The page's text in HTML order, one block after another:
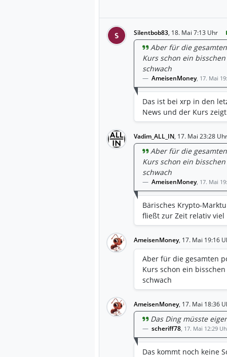
hohen Volatilität und
sollten Anleger die
Investment in
Möglichkeit, dass ein
Wert verliert, ist nach
S Silentbob83, 18. Mai 7:13 Uhr
Aber für die
Kurs schon ein
schwach
AmeisenMoney, 17. Mai
Das ist bei xrp in den
News und der Kurs
Vadim_ALL_IN, 17. Mai 23:28 Uhr
Aber für die
Kurs schon ein
schwach
AmeisenMoney, 17. Mai
Bärisches Krypto-
fließt zur Zeit relativ
AmeisenMoney, 17. Mai 19:16
Aber für die gesamten
Kurs schon ein
schwach
AmeisenMoney, 17. Mai 18:36
Das Ding müsste
scheriff78, 17. Mai 12:29
Das kommt noch keine